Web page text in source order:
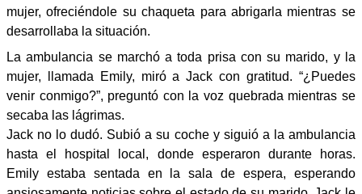
mujer, ofreciéndole su chaqueta para abrigarla mientras se
desarrollaba la situación.
La ambulancia se marchó a toda prisa con su marido, y la
mujer, llamada Emily, miró a Jack con gratitud. “¿Puedes
venir conmigo?”, preguntó con la voz quebrada mientras se
secaba las lágrimas.
Jack no lo dudó. Subió a su coche y siguió a la ambulancia
hasta el hospital local, donde esperaron durante horas.
Emily estaba sentada en la sala de espera, esperando